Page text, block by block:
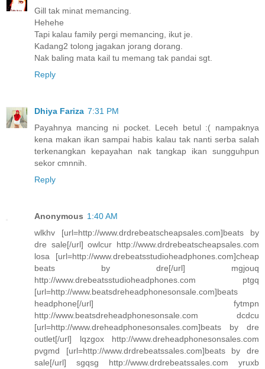
Gill tak minat memancing.
Hehehe
Tapi kalau family pergi memancing, ikut je.
Kadang2 tolong jagakan jorang dorang.
Nak baling mata kail tu memang tak pandai sgt.
Reply
Dhiya Fariza 7:31 PM
Payahnya mancing ni pocket. Leceh betul :( nampaknya
kena makan ikan sampai habis kalau tak nanti serba salah
terkenangkan kepayahan nak tangkap ikan sungguhpun
sekor cmnnih.
Reply
Anonymous 1:40 AM
wlkhv [url=http://www.drdrebeatscheapsales.com]beats by
dre sale[/url] owlcur http://www.drdrebeatscheapsales.com
losa [url=http://www.drebeatsstudioheadphones.com]cheap
beats by dre[/url] mgjouq
http://www.drebeatsstudioheadphones.com ptgq
[url=http://www.beatsdreheadphonesonsale.com]beats
headphone[/url] fytmpn
http://www.beatsdreheadphonesonsale.com dcdcu
[url=http://www.dreheadphonesonsales.com]beats by dre
outlet[/url] lqzgox http://www.dreheadphonesonsales.com
pvgmd [url=http://www.drdrebeatssales.com]beats by dre
sale[/url] sgqsg http://www.drdrebeatssales.com yruxb